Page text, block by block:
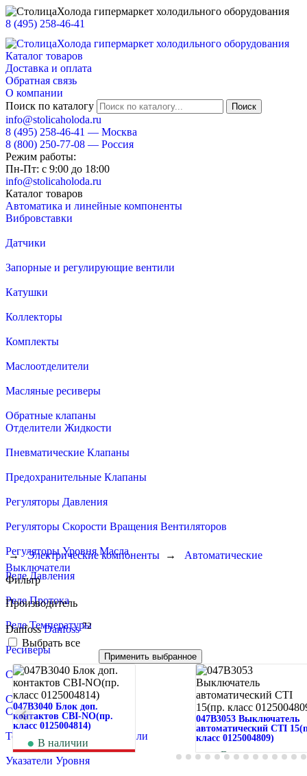
8 (495) 258-46-41
Каталог товаров
Доставка и оплата
Обратная связь
О компании
Поиск по каталогу
info@stolicaholoda.ru
8 (495) 258-46-41 — Москва
8 (800) 250-77-08 — Россия
Режим работы:
Пн-Пт: с 9:00 до 18:00
info@stolicaholoda.ru
Каталог товаров
Автоматика и линейные компоненты
Вибровставки
Датчики
Запорные и регулирующие вентили
Катушки
Коллекторы
Комплекты
Маслоотделители
Масляные ресиверы
Обратные клапаны
Отделители Жидкости
Пневматические Клапаны
Предохранительные Клапаны
Регуляторы Давления
Регуляторы Скорости Вращения Вентиляторов
Регуляторы Уровня Масла
Реле Давления
Реле Протока
Реле Температуры
Ресиверы
Смесители Жидкости
Смотровые Стекла
Соленоидные Вентили
Терморегулирующие Вентили
Указатели Уровня
→ Электрические компоненты →
Автоматические
Выключатели
Фильтр
Производитель
Danfoss Danfoss72
Выбрать все
Применить выбранное
047B3040 Блок доп.
контактов CBI-NO(пр.
класс 0125004814)
В наличии
273руб.
047B3053 Выключатель
автоматический CTI
класс 0125004809)
В наличии